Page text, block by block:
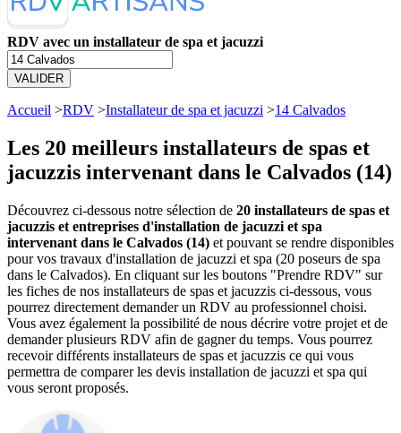
RDV avec un installateur de spa et jacuzzi
VALIDER
Accueil >RDV >Installateur de spa et jacuzzi >14 Calvados
Les 20 meilleurs installateurs de spas et
jacuzzis intervenant dans le Calvados (14)
Découvrez ci-dessous notre sélection de 20 installateurs de spas et
jacuzzis et entreprises d'installation de jacuzzi et spa
intervenant dans le Calvados (14) et pouvant se rendre disponibles
pour vos travaux d'installation de jacuzzi et spa (20 poseurs de spa
dans le Calvados). En cliquant sur les boutons "Prendre RDV" sur
les fiches de nos installateurs de spas et jacuzzis ci-dessous, vous
pourrez directement demander un RDV au professionnel choisi.
Vous avez également la possibilité de nous décrire votre projet et de
demander plusieurs RDV afin de gagner du temps. Vous pourrez
recevoir différents installateurs de spas et jacuzzis ce qui vous
permettra de comparer les devis installation de jacuzzi et spa qui
vous seront proposés.